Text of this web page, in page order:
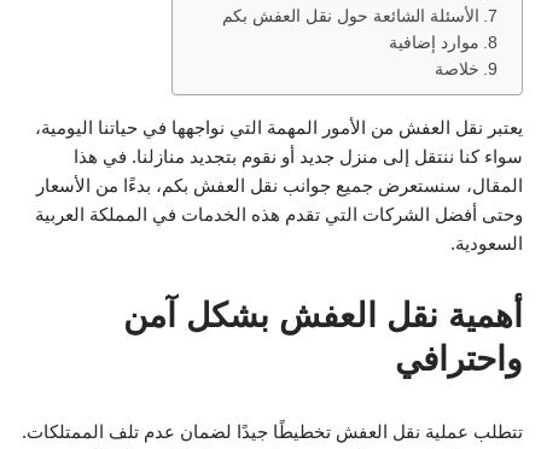
الأسئلة الشائعة حول نقل العفش بكم
موارد إضافية
خلاصة
يعتبر نقل العفش من الأمور المهمة التي نواجهها في حياتنا اليومية،
سواء كنا ننتقل إلى منزل جديد أو نقوم بتجديد منازلنا. في هذا
المقال، سنستعرض جميع جوانب نقل العفش بكم، بدءًا من الأسعار
وحتى أفضل الشركات التي تقدم هذه الخدمات في المملكة العربية
السعودية.
أهمية نقل العفش بشكل آمن
واحترافي
تتطلب عملية نقل العفش تخطيطًا جيدًا لضمان عدم تلف الممتلكات.